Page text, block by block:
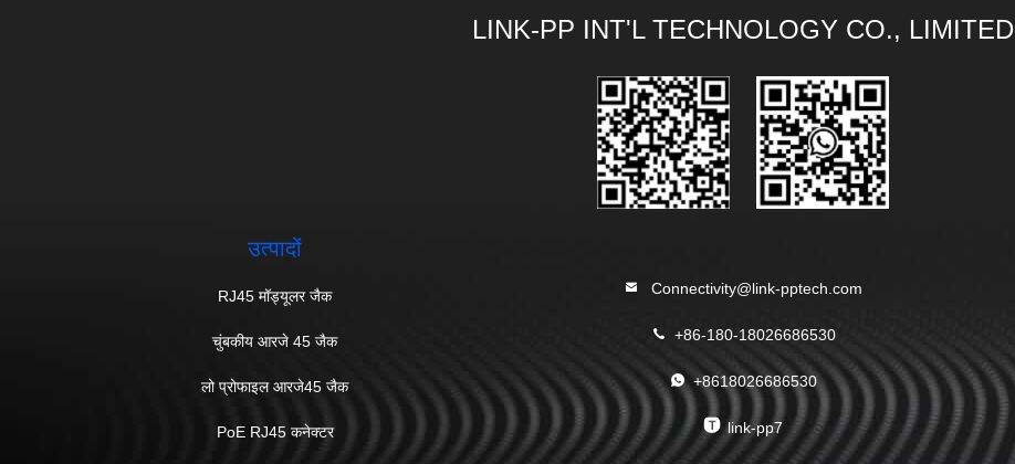
LINK-PP INT'L TECHNOLOGY CO., LIMITED
उत्पादों
RJ45 मॉड्यूलर जैक
चुंबकीय आरजे 45 जैक
लो प्रोफाइल आरजे45 जैक
PoE RJ45 कनेक्टर
Connectivity@link-pptech.com
+86-180-18026686530
+8618026686530
link-pp7